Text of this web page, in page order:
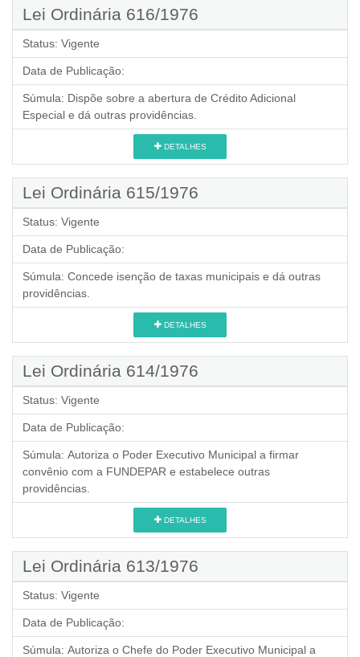
Lei Ordinária 616/1976
Status: Vigente
Data de Publicação:
Súmula: Dispõe sobre a abertura de Crédito Adicional
Especial e dá outras providências.
DETALHES
Lei Ordinária 615/1976
Status: Vigente
Data de Publicação:
Súmula: Concede isenção de taxas municipais e dá outras
providências.
DETALHES
Lei Ordinária 614/1976
Status: Vigente
Data de Publicação:
Súmula: Autoriza o Poder Executivo Municipal a firmar
convênio com a FUNDEPAR e estabelece outras
providências.
DETALHES
Lei Ordinária 613/1976
Status: Vigente
Data de Publicação:
Súmula: Autoriza o Chefe do Poder Executivo Municipal a